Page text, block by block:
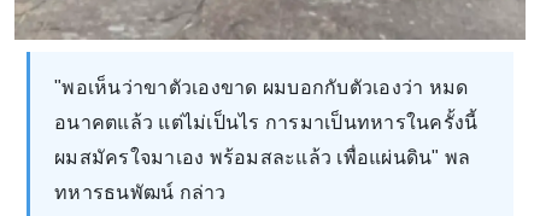
"พอเห็นว่าขาตัวเองขาด ผมบอกกับตัวเองว่า หมด
อนาคตแล้ว แต่ไม่เป็นไร การมาเป็นทหารในครั้งนี้
ผมสมัครใจมาเอง พร้อมสละแล้ว เพื่อแผ่นดิน" พล
ทหารธนพัฒน์ กล่าว